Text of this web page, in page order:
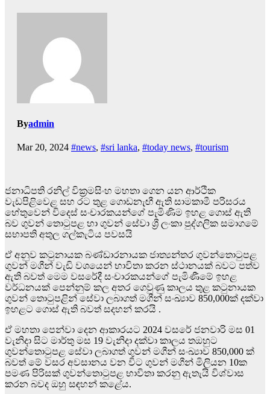
Byadmin
Mar 20, 2024 #news, #sri lanka, #today news, #tourism
ජනාධිපති රනිල් වික්‍රමසිංහ මහතා ගෙන යන ආර්ථික
වැඩපිළිවෙළ සහ රට තුළ ගොඩනැඟී ඇති සාමකාමී පරිසරය
හේතුවෙන් විදෙස් සංචාරකයන්ගේ පැමිණිම ඉහළ ගොස් ඇති
බව ගුවන් තොටුපළ හා ගුවන් සේවා ශ්‍රී ලංකා පුද්ගලික සමාගමේ
සභාපති අතුල ගල්කැටිය පවසයි
ඒ අනුව කටුනායක බණ්ඩාරනායක ජාත්‍යන්තර ගුවන්තොටුපළ
ගුවන් මගීන් වැඩි වශයෙන් භාවිතා කරන ස්ථානයක් බවට පත්ව
ඇති බවත් මෙම වසරේදී සංචාරකයන්ගේ පැමිණීමේ ඉහළ
වර්ධනයක් පෙන්නුම් කල අතර ගෙවුණු කාලය තුළ කටුනායක
ගුවන් තොටුපළින් සේවා ලබාගත් මගීන් සංඛ්‍යාව 850,000ක් දක්වා
ඉහළට ගොස් ඇති බවත් සදහන් කරයි .
ඒ මහතා පෙන්වා දෙන ආකාරයට 2024 වසරේ ජනවාරි මස 01
වැනිදා සිට මාර්තු මස 19 වැනිදා දක්වා කාලය තඔහුට
ගුවන්තොටුපළ සේවා ලබාගත් ගුවන් මගීන් සංඛ්‍යාව 850,000 ක්
බවත් මේ වසර අවසානය වන විට ගුවන් මගීන් මිලියන 10ක
පමණ පිරිසක් ගුවන්තොටුපළ භාවිතා කරනු ඇතැයි විශ්වාස
කරන බවද ඔහු සඳහන් කළේය.